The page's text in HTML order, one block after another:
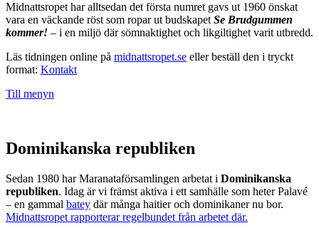
Midnattsropet har alltsedan det första numret gavs ut 1960 önskat
vara en väckande röst som ropar ut budskapet Se Brudgummen
kommer! – i en miljö där sömnaktighet och likgiltighet varit utbredd.
Läs tidningen online på midnattsropet.se eller beställ den i tryckt
format: Kontakt
Till menyn
Dominikanska republiken
Sedan 1980 har Maranataförsamlingen arbetat i Dominikanska
republiken. Idag är vi främst aktiva i ett samhälle som heter Palavé
– en gammal batey där många haitier och dominikaner nu bor.
Midnattsropet rapporterar regelbundet från arbetet där.